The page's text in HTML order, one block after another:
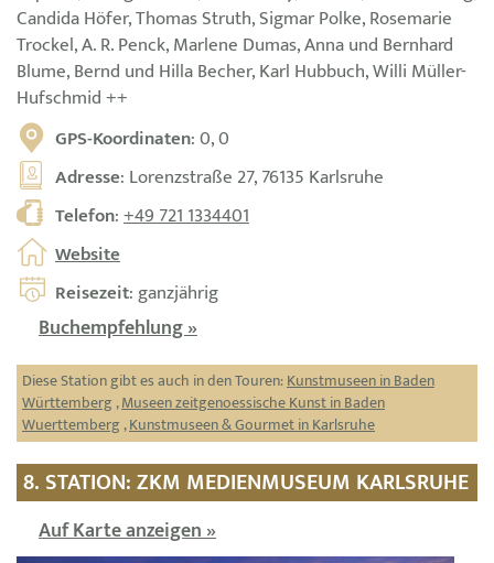
Candida Höfer, Thomas Struth, Sigmar Polke, Rosemarie
Trockel, A. R. Penck, Marlene Dumas, Anna und Bernhard
Blume, Bernd und Hilla Becher, Karl Hubbuch, Willi Müller-
Hufschmid ++
GPS-Koordinaten: 0, 0
Adresse: Lorenz­­­­straße 27, 76135 Karlsruhe
Telefon:+49 721 1334401
Website
Reisezeit: ganzjährig
Buchempfehlung »
Diese Station gibt es auch in den Touren:Kunstmuseen in Baden
Württemberg ,Museen zeitgenoessische Kunst in Baden
Wuerttemberg ,Kunstmuseen & Gourmet in Karlsruhe
8. STATION: ZKM MEDIENMUSEUM KARLSRUHE
Auf Karte anzeigen »